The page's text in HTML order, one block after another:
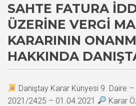
SAHTE FATURA
ÜZERINE VERGI
KARARININ
HAKKINDA
Danıştay Karar Künyesi 9. Daire
2021/2425 – 01.04.2021
Karar